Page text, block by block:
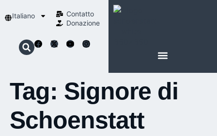
Italiano
Contatto
Donazione
Tag: Signore di
Schoenstatt